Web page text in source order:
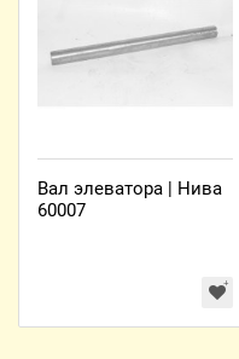
Вал элеватора | Нива
60007